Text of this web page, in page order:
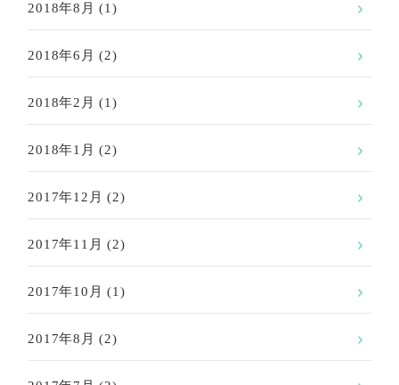
2018年8月 (1)
2018年6月 (2)
2018年2月 (1)
2018年1月 (2)
2017年12月 (2)
2017年11月 (2)
2017年10月 (1)
2017年8月 (2)